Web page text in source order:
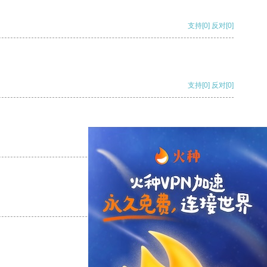
支持[0] 反对[0]
支持[0] 反对[0]
支持 [0] 反对[0]
支持[0] 反对